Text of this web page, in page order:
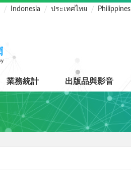
Indonesia ประเทศไทย Philippines
業務統計 出版品與影音